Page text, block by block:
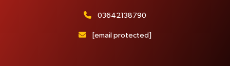
03642138790
[email protected]